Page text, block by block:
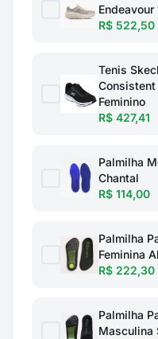
R$ 522,50
Tenis
Feminino
R$ 427,41
Palmilha
Chantal
R$ 114,00
Palmilha
Feminina
R$ 222,30
Palmilha
Masculina